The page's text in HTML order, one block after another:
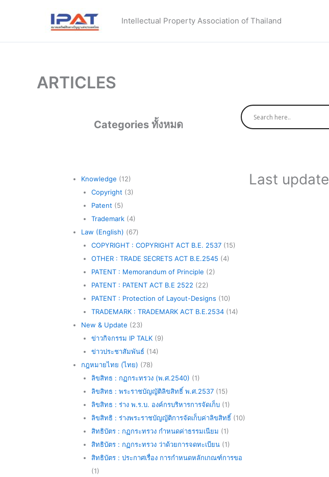
Intellectual Property Association of Thailand
ARTICLES
Categories ทั้งหมด
Knowledge (12)
Copyright (3)
Patent (5)
Trademark(4)
Law (English) (67)
COPYRIGHT : COPYRIGHT ACT B.E. 2537(15)
OTHER : TRADE SECRETS ACT B.E.2545 (4)
PATENT : Memorandum of Principle (2)
PATENT : PATENT ACT B.E 2522 (22)
PATENT : Protection of Layout-Designs (10)
TRADEMARK : TRADEMARK ACT B.E.2534(14)
New & Update (23)
ข่าวกิจกรรม IP TALK(9)
ข่าวประชาสัมพันธ์(14)
กฎหมายไทย (ไทย) (78)
ลิขสิทธ : กฏกระทรวง (พ.ศ.2540) (1)
ลิขสิทธ : พระราชบัญญัติลิขสิทธิ์ พ.ศ.2537(15)
ลิขสิทธ : ร่าง พ.ร.บ. องค์กรบริหารการจัดเก็บ(1)
ลิขสิทธิ : ร่างพระราชบัญญัติการจัดเก็บค่าลิขสิทธิ์(10)
สิทธิบัตร : กฏกระทรวง กำหนดค่าธรรมเนียม (1)
สิทธิบัตร : กฏกระทรวง ว่าด้วยการจดทะเบียน(1)
สิทธิบัตร : ประกาศเรื่อง การกำหนดหลักเกณฑ์การขอ
(1)
Last update